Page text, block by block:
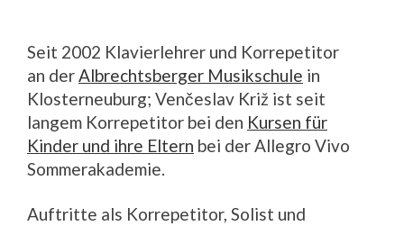
Seit 2002 Klavierlehrer und Korrepetitor
an derAlbrechtsberger Musikschule in
Klosterneuburg; Venčeslav Križ ist seit
langem Korrepetitor bei den Kursen für
Kinder und ihre Eltern bei der Allegro Vivo
Sommerakademie.
Auftritte als Korrepetitor, Solist und